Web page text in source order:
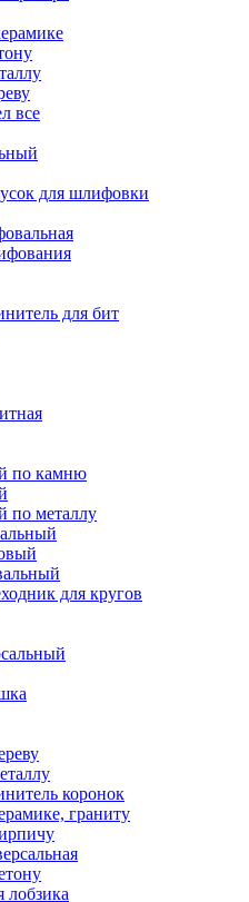
все
для шлифовки
для бит
по камню
по металлу
для кругов
коронок
граниту
лобзика